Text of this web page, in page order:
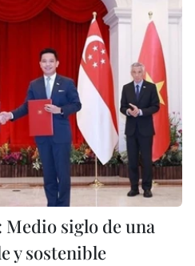
siglo de una
y sostenible